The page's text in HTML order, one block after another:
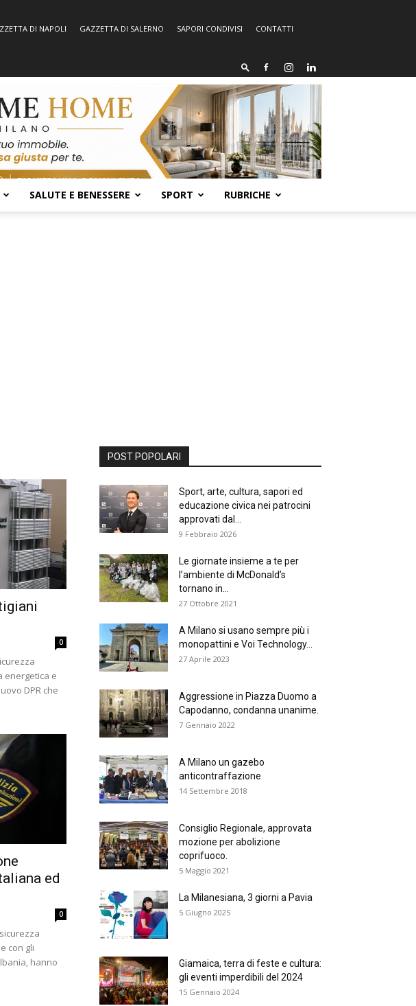
DI NAPOLI GAZZETTA DI SALERNO SAPORI CONDIVISI
CONTATTI
SALUTE E BENESSERE SPORT RUBRICHE
0
energetica e
DPR che
ed
0
con gli
hanno
POST POPOLARI
Sport, arte, cultura, sapori ed
educazione civica nei patrocini
approvati dal...
9 Febbraio 2026
Le giornate insieme a te per
l’ambiente di McDonald’s
tornano in...
27 Ottobre 2021
A Milano si usano sempre più i
monopattini e Voi Technology...
27 Aprile 2023
Aggressione in Piazza Duomo a
Capodanno, condanna unanime.
7 Gennaio 2022
A Milano un gazebo
anticontraffazione
14 Settembre 2018
Consiglio Regionale, approvata
mozione per abolizione
coprifuoco.
5 Maggio 2021
La Milanesiana, 3 giorni a Pavia
5 Giugno 2025
Giamaica, terra di feste e cultura:
gli eventi imperdibili del 2024
15 Gennaio 2024